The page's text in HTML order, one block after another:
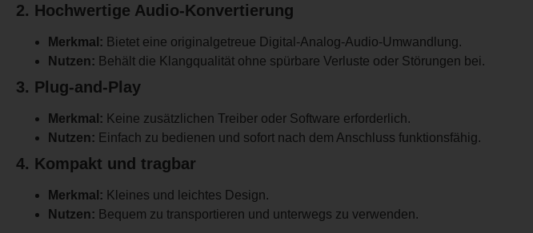
2. Hochwertige Audio-Konvertierung
Merkmal: Bietet eine originalgetreue Digital-Analog-Audio-Umwandlung.
Nutzen: Behält die Klangqualität ohne spürbare Verluste oder Störungen bei.
3. Plug-and-Play
Merkmal: Keine zusätzlichen Treiber oder Software erforderlich.
Nutzen: Einfach zu bedienen und sofort nach dem Anschluss funktionsfähig.
4. Kompakt und tragbar
Merkmal: Kleines und leichtes Design.
Nutzen: Bequem zu transportieren und unterwegs zu verwenden.